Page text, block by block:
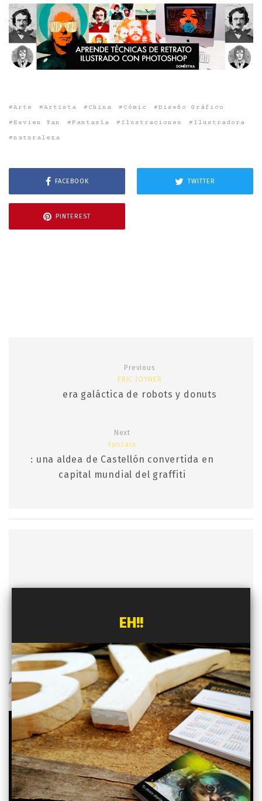
Arte Artista China Cómic
Diseño Gráfico
Eevien Tan
Fantasía Ilustraciones
Ilustradora
naturaleza
FACEBOOK TWITTER
PINTEREST
Previous
ERIC JOYNER
era galáctica de robots y donuts
Next
Fanzara
: una aldea de Castellón convertida en
capital mundial del graffiti
Pati Burgos
ARTÍCULOS RELACIONADOS
EH!!